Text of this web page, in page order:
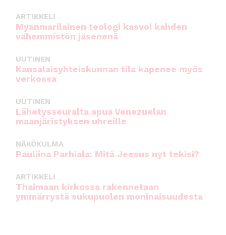
ARTIKKELI
Myanmarilainen teologi kasvoi kahden
vähemmistön jäsenenä
UUTINEN
Kansalaisyhteiskunnan tila kapenee myös
verkossa
UUTINEN
Lähetysseuralta apua Venezuelan
maanjäristyksen uhreille
NÄKÖKULMA
Pauliina Parhiala: Mitä Jeesus nyt tekisi?
ARTIKKELI
Thaimaan kirkossa rakennetaan
ymmärrystä sukupuolen moninaisuudesta